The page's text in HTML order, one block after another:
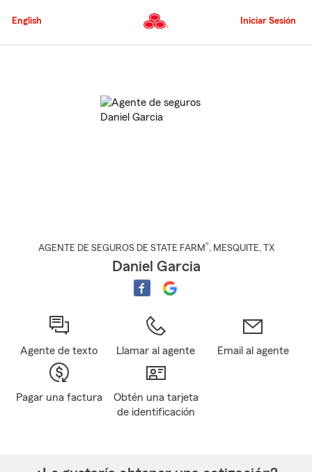
al
principal
English Iniciar Sesión
AGENTE DE SEGUROS DE STATE FARM®, MESQUITE, TX
Daniel Garcia
Agente de texto Llamar al agente Email al agente
Pagar una factura
Obtén una tarjeta
de identificación